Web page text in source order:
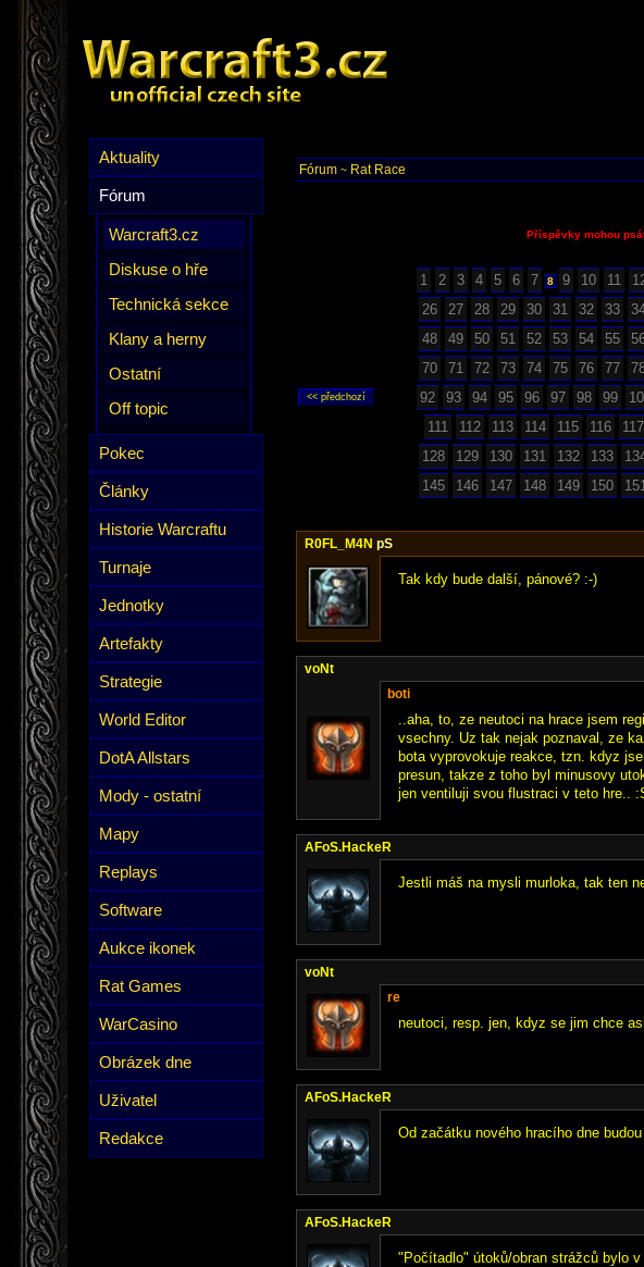
Aktuality
Fórum
Warcraft3.cz
Diskuse o hře
Technická sekce
Klany a herny
Ostatní
Off topic
Pokec
Články
Historie Warcraftu
Turnaje
Jednotky
Artefakty
Strategie
World Editor
DotA Allstars
Mody - ostatní
Mapy
Replays
Software
Aukce ikonek
Rat Games
WarCasino
Obrázek dne
Uživatel
Redakce
Fórum ~ Rat Race
Příspěvky mohou
1 2 3 4 5 6 7 8 9 10 11
26
27 28 29 30 31 32 33
48
49 50 51 52 53 54 55
70
71 72 73 74 75 76 77
92
93 94 95 96 97 98 99
111
112 113 114 115 116 117
128
129 130 131 132 133
145
146 147 148 149 150
R0FL_M4N pS
Tak kdy bude další, pánové? :-)
voNt
boti
..aha, to, ze neutoci na hrace jsem
vsechny. Uz tak nejak poznaval, ze
bota vyprovokuje reakce, tzn. kdyz
presun, takze z toho byl minusovy
jen ventiluji svou flustraci v teto hre..
AFoS.HackeR
Jestli máš na mysli murloka, tak ten
voNt
re
neutoci, resp. jen, kdyz se jim chce
AFoS.HackeR
Od začátku nového hracího dne
AFoS.HackeR
"Počítadlo" útoků/obran strážců bylo